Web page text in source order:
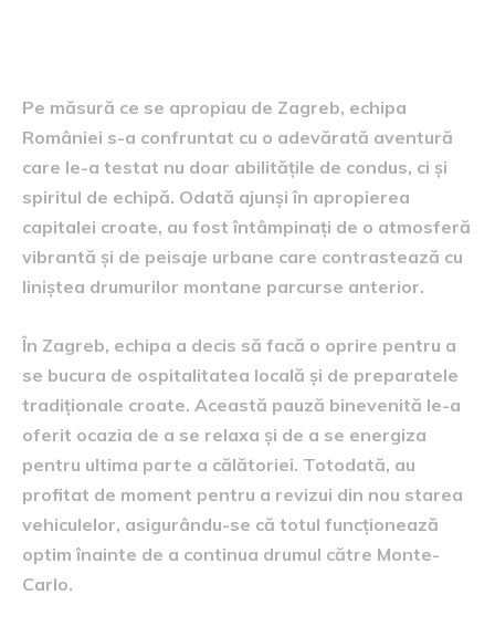
Pe măsură ce se apropiau de Zagreb, echipa
României s-a confruntat cu o adevărată aventură
care le-a testat nu doar abilitățile de condus, ci și
spiritul de echipă. Odată ajunși în apropierea
capitalei croate, au fost întâmpinați de o atmosferă
vibrantă și de peisaje urbane care contrastează cu
liniștea drumurilor montane parcurse anterior.
În Zagreb, echipa a decis să facă o oprire pentru a
se bucura de ospitalitatea locală și de preparatele
tradiționale croate. Această pauză binevenită le-a
oferit ocazia de a se relaxa și de a se energiza
pentru ultima parte a călătoriei. Totodată, au
profitat de moment pentru a revizui din nou starea
vehiculelor, asigurându-se că totul funcționează
optim înainte de a continua drumul către Monte-
Carlo.